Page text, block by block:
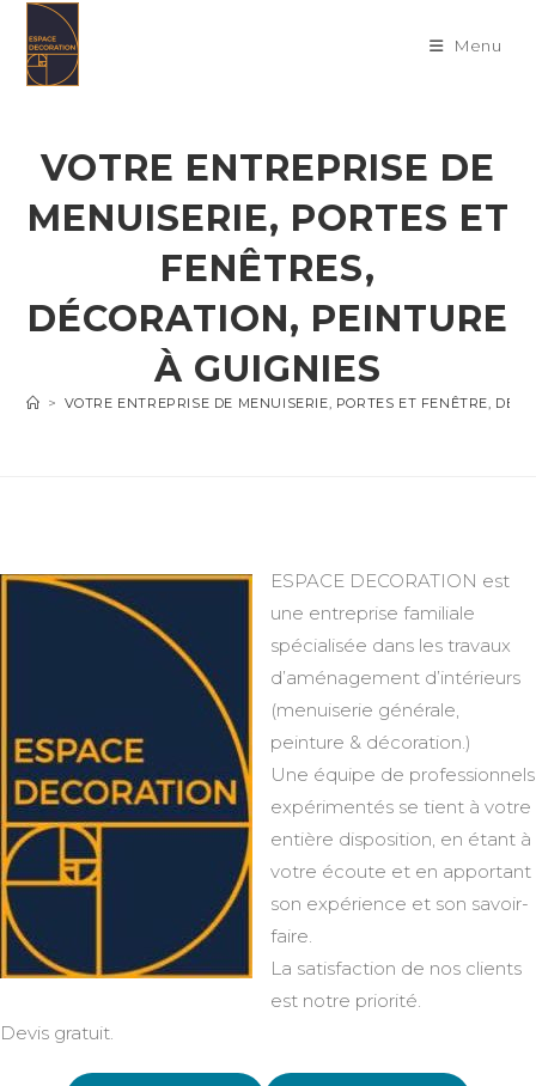
content
Menu
VOTRE ENTREPRISE DE
MENUISERIE, PORTES ET
FENÊTRES,
DÉCORATION, PEINTURE
À GUIGNIES
> VOTRE ENTREPRISE DE MENUISERIE, PORTES ET FENÊTRE,
ESPACE DECORATION est
une entreprise familiale
spécialisée dans les travaux
d’aménagement d’intérieurs
(menuiserie générale,
peinture & décoration.)
Une équipe de professionnels
expérimentés se tient à votre
entière disposition, en étant à
votre écoute et en apportant
son expérience et son savoir-
faire.
La satisfaction de nos clients
est notre priorité.
Devis gratuit.